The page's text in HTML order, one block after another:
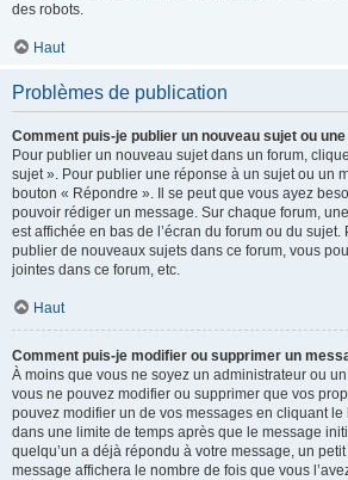
des robots.
Haut
Problèmes de publication
Comment puis-je publier un nouveau sujet ou
Pour publier un nouveau sujet dans un forum,
sujet ». Pour publier une réponse à un sujet ou un
bouton « Répondre ». Il se peut que vous ayez
pouvoir rédiger un message. Sur chaque forum,
est affichée en bas de l’écran du forum ou du
publier de nouveaux sujets dans ce forum, vous
jointes dans ce forum, etc.
Haut
Comment puis-je modifier ou supprimer un
À moins que vous ne soyez un administrateur ou
vous ne pouvez modifier ou supprimer que vos
pouvez modifier un de vos messages en cliquant
dans une limite de temps après que le message
quelqu’un a déjà répondu à votre message, un
message affichera le nombre de fois que vous